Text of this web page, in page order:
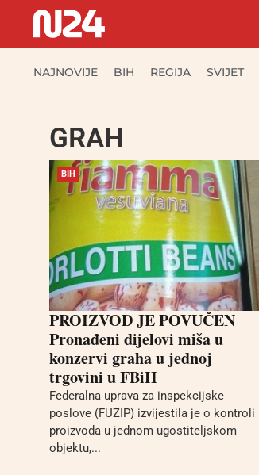
NAJNOVIJE BIH REGIJA SVIJET
GRAH
BIH
PROIZVOD JE POVUČEN
Pronađeni dijelovi miša u
konzervi graha u jednoj
trgovini u FBiH
Federalna uprava za inspekcijske
poslove (FUZIP) izvijestila je o kontroli
proizvoda u jednom ugostiteljskom
objektu,...